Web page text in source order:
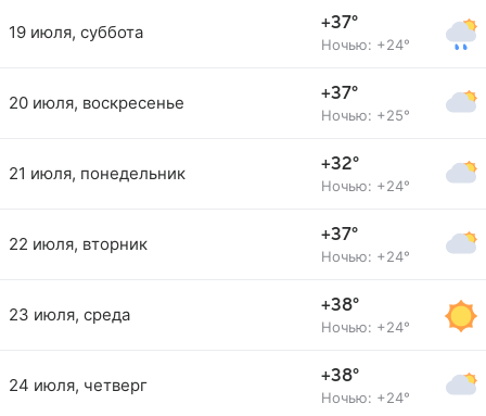
19 июля, суббота +37°
Ночью: +24°
20 июля, воскресенье +37°
Ночью: +25°
21 июля, понедельник +32°
Ночью: +24°
22 июля, вторник +37°
Ночью: +24°
23 июля, среда +38°
Ночью: +24°
24 июля, четверг +38°
Ночью: +24°